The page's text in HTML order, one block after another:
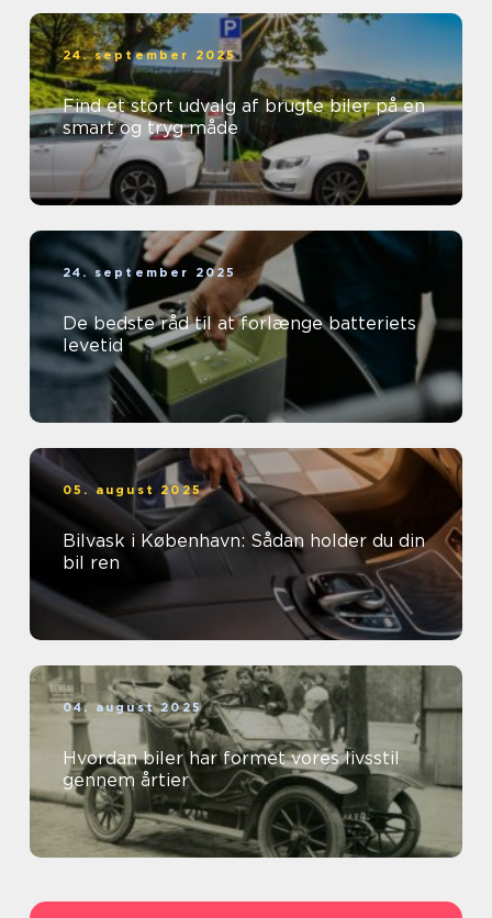
24. september 2025
Find et stort udvalg af brugte biler på en
smart og tryg måde
24. september 2025
De bedste råd til at forlænge batteriets
levetid
05. august 2025
Bilvask i København: Sådan holder du din
bil ren
04. august 2025
Hvordan biler har formet vores livsstil
gennem årtier